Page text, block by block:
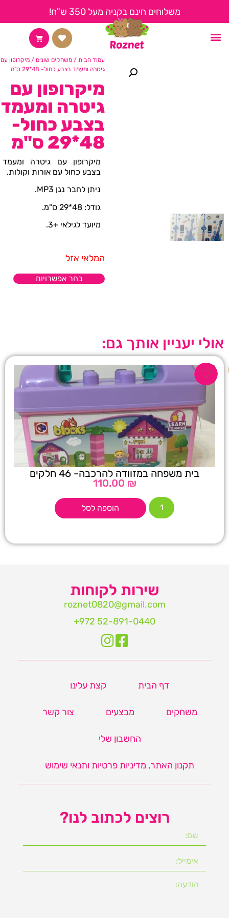
משלוחים חינם בקניה מעל 350 ש"ח!
עמוד הבית /משחקים שונים / מיקרופון עם
גיטרה ומעמד בצבע כחול- 48*29 ס"מ
מיקרופון עם
גיטרה ומעמד
בצבע כחול-
48*29 ס"מ
מיקרופון עם גיטרה ומעמד
בצבע כחול עם אורות וקולות.
ניתן לחבר נגן MP3.
גודל: 48*29 ס"מ.
מיועד לגילאי +3.
המלאי אזל
בחר אפשרויות
אולי יעניין אותך גם:
בית משפחה במזוודה להרכבה- 46 חלקים
110.00 ₪
הוספה לסל
שירות לקוחות
roznet0820@gmail.com‏
דף הבית קצת עלינו
משחקים מבצעים צור קשר
החשבון שלי
תקנון האתר, מדיניות פרטיות ותנאי שימוש
רוצים לכתוב לנו?